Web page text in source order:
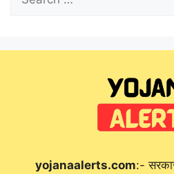
for:
yojanaalerts.com:-